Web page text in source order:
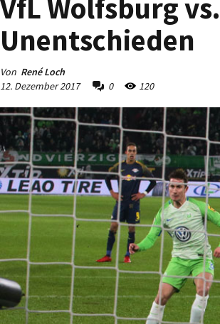
VfL Wolfsburg
Unentschieden
Von René Loch
12. Dezember 2017
0 120